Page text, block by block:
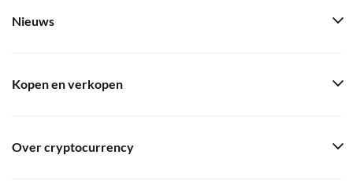
Nieuws
Kopen en verkopen
Over cryptocurrency